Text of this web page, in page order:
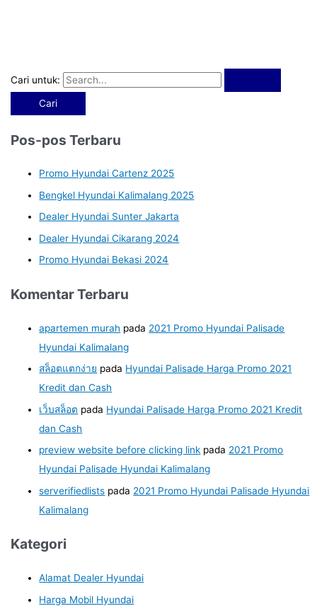
Cari untuk:
Pos-pos Terbaru
Promo Hyundai Cartenz 2025
Bengkel Hyundai Kalimalang 2025
Dealer Hyundai Sunter Jakarta
Dealer Hyundai Cikarang 2024
Promo Hyundai Bekasi 2024
Komentar Terbaru
apartemen murah pada 2021 Promo Hyundai Palisade
Hyundai Kalimalang
สล็อตแตกง่าย pada Hyundai Palisade Harga Promo 2021
Kredit dan Cash
เว็บสล็อต pada Hyundai Palisade Harga Promo 2021 Kredit
dan Cash
preview website before clicking link pada 2021 Promo
Hyundai Palisade Hyundai Kalimalang
serverifiedlists pada 2021 Promo Hyundai Palisade Hyundai
Kalimalang
Kategori
Alamat Dealer Hyundai
Harga Mobil Hyundai